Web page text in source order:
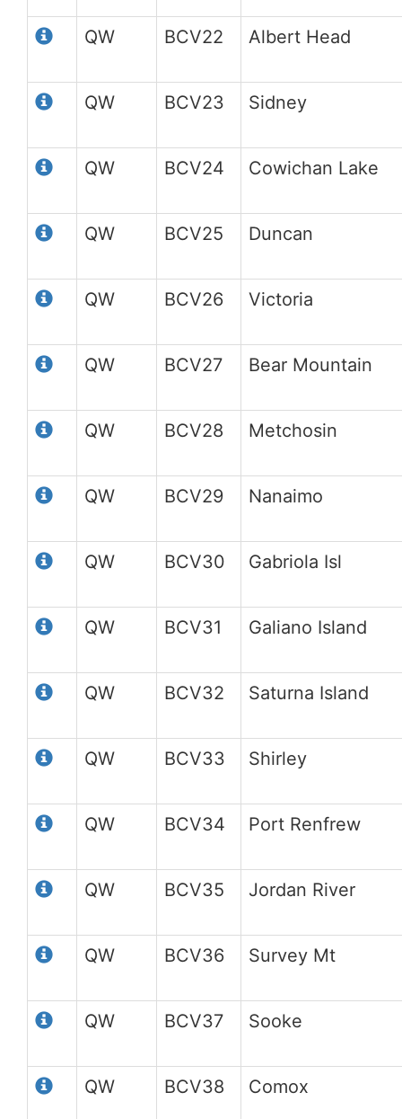
QW BCV22 Albert Head
QW BCV23 Sidney
QW BCV24 Cowichan Lake
QW BCV25 Duncan
QW BCV26 Victoria
QW BCV27 Bear Mountain
QW BCV28 Metchosin
QW BCV29 Nanaimo
QW BCV30 Gabriola Isl
QW BCV31 Galiano Island
QW BCV32 Saturna Island
QW BCV33 Shirley
QW BCV34 Port Renfrew
QW BCV35 Jordan River
QW BCV36 Survey Mt
QW BCV37 Sooke
QW BCV38 Comox